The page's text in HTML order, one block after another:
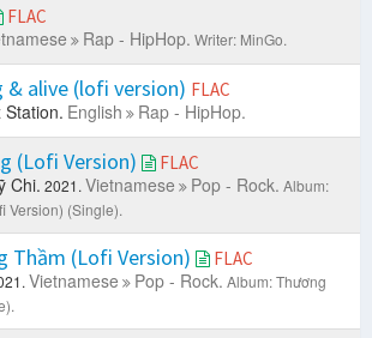
FLAC
Rap - HipHop. Writer: MinGo.
& alive (lofi version) FLAC
English Rap - HipHop.
(Lofi Version) FLAC
Chi. 2021. Vietnamese Pop - Rock. Album:
Version) (Single).
Thầm (Lofi Version) FLAC
Vietnamese Pop - Rock. Album: Thương